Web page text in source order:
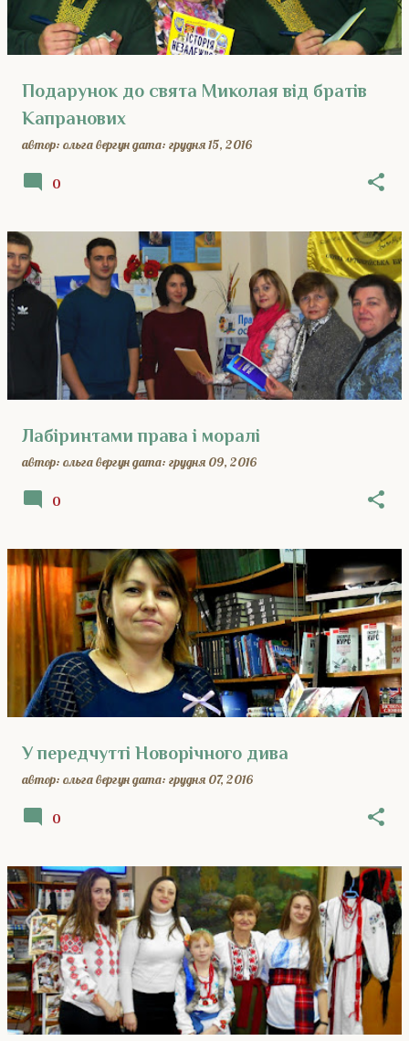
Подарунок до свята Миколая від братів
Капранових
автор: ольга вергундата: грудня 15, 2016
0
Лабіринтами права і моралі
автор: ольга вергундата: грудня 09, 2016
0
У передчутті Новорічного дива
автор: ольга вергундата: грудня 07, 2016
0